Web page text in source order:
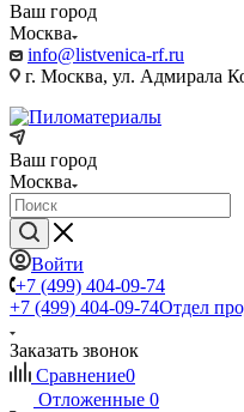
Ваш город
Москва
info@listvenica-rf.ru
г. Москва, ул. Адмирала
Ваш город
Москва
Войти
+7 (499) 404-09-74
+7 (499) 404-09-74Отдел
Заказать звонок
Сравнение0
Отложенные 0